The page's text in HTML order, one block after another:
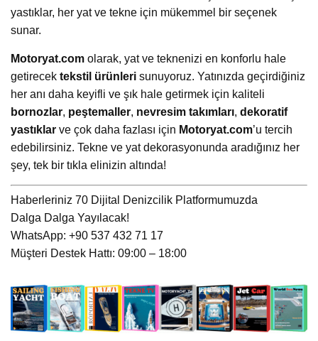
yastıklar, her yat ve tekne için mükemmel bir seçenek
sunar.
Motoryat.com olarak, yat ve teknenizi en konforlu hale
getirecek tekstil ürünleri sunuyoruz. Yatınızda geçirdiğiniz
her anı daha keyifli ve şık hale getirmek için kaliteli
bornozlar, peştemaller, nevresim takımları, dekoratif
yastıklar ve çok daha fazlası için Motoryat.com’u tercih
edebilirsiniz. Tekne ve yat dekorasyonunda aradığınız her
şey, tek bir tıkla elinizin altında!
Haberleriniz 70 Dijital Denizcilik Platformumuzda
Dalga Dalga Yayılacak!
WhatsApp: +90 537 432 71 17
Müşteri Destek Hattı: 09:00 – 18:00